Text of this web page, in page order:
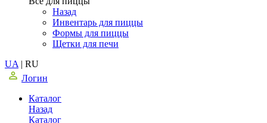
Назад
Инвентарь для пиццы
Формы для пиццы
Щетки для печи
UA | RU
Логин
Каталог
Назад
Каталог